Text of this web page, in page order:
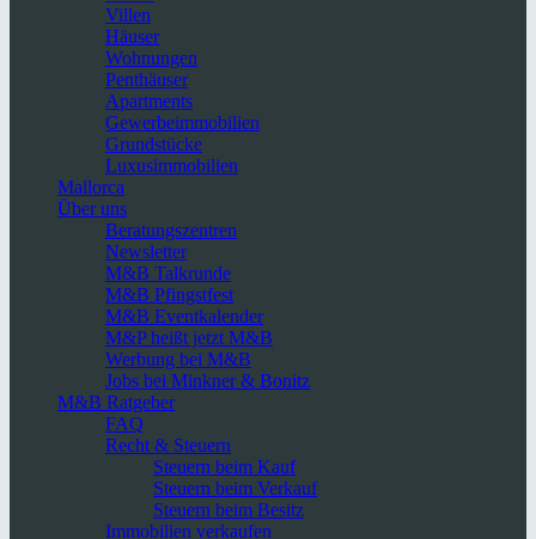
Villen
Häuser
Wohnungen
Penthäuser
Apartments
Gewerbeimmobilien
Grundstücke
Luxusimmobilien
Mallorca
Über uns
Beratungszentren
Newsletter
M&B Talkrunde
M&B Pfingstfest
M&B Eventkalender
M&P heißt jetzt M&B
Werbung bei M&B
Jobs bei Minkner & Bonitz
M&B Ratgeber
FAQ
Recht & Steuern
Steuern beim Kauf
Steuern beim Verkauf
Steuern beim Besitz
Immobilien verkaufen